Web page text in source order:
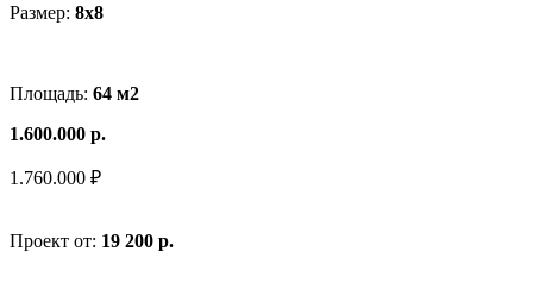
Размер: 8x8
Площадь: 64 м2
1.600.000 р.
1.760.000 ₽
Проект от: 19 200 р.